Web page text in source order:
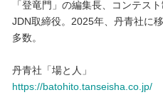
「登竜門」の編集長、コンテス
JDN取締役。2025年、丹青社に
多数。
丹青社「場と人」
https://batohito.tanseisha.co.jp/